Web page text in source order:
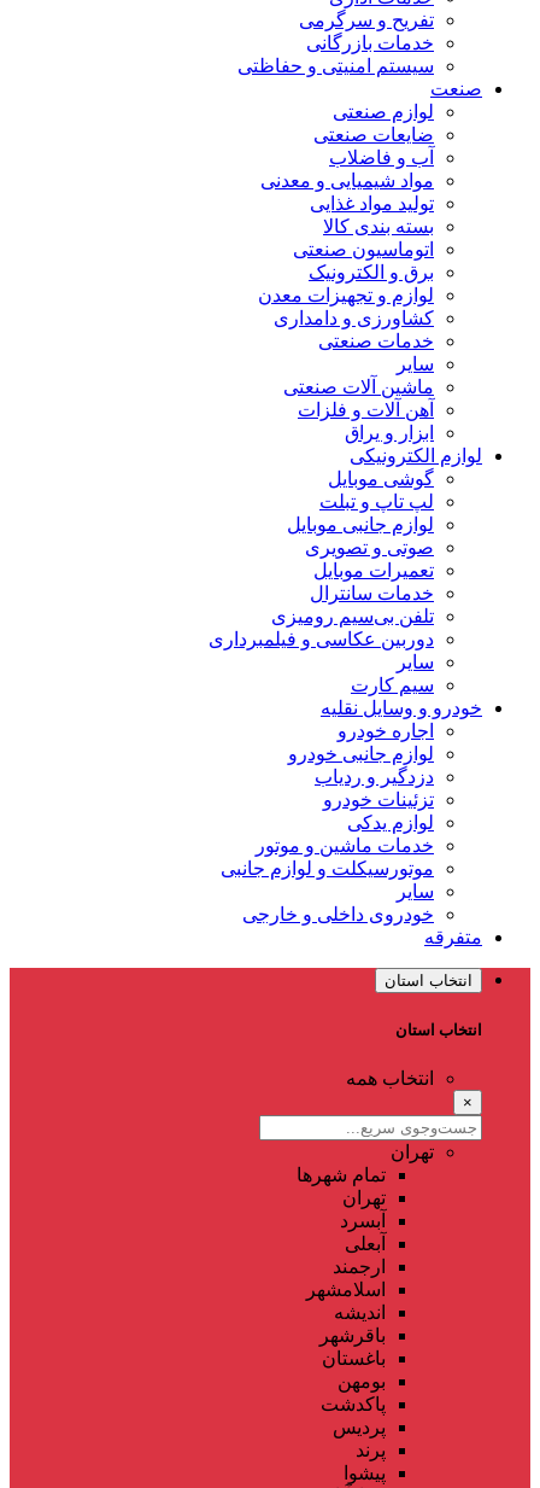
تفریح و سرگرمی
خدمات بازرگانی
سیستم امنیتی و حفاظتی
صنعت
لوازم صنعتی
ضایعات صنعتی
آب و فاضلاب
مواد شیمیایی و معدنی
تولید مواد غذایی
بسته بندی کالا
اتوماسیون صنعتی
برق و الکترونیک
لوازم و تجهیزات معدن
کشاورزی و دامداری
خدمات صنعتی
سایر
ماشین آلات صنعتی
آهن آلات و فلزات
ابزار و یراق
لوازم الکترونیکی
گوشی موبایل
لپ تاپ و تبلت
لوازم جانبی موبایل
صوتی و تصویری
تعمیرات موبایل
خدمات سانترال
تلفن بی‌سیم رومیزی
دوربین عکاسی و فیلمبرداری
سایر
سیم کارت
خودرو و وسایل نقلیه
اجاره خودرو
لوازم جانبی خودرو
دزدگیر و ردیاب
تزئینات خودرو
لوازم یدکی
خدمات ماشین و موتور
موتورسیکلت و لوازم جانبی
سایر
خودروی داخلی و خارجی
متفرقه
انتخاب استان
انتخاب استان
انتخاب همه
×
تهران
تمام شهر‌ها
تهران
آبسرد
آبعلی
ارجمند
اسلامشهر
اندیشه
باقرشهر
باغستان
بومهن
پاکدشت
پردیس
پرند
پیشوا